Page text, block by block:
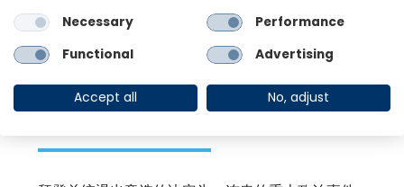
Research Briefing | Jul 22, 2024
美国总统大选模型的
更新
Necessary
Performance
Functional
Advertising
Accept all No, adjust